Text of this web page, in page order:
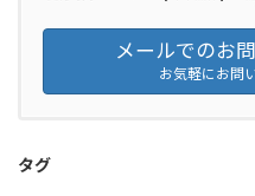
メールでのお
お気軽にお問
タグ